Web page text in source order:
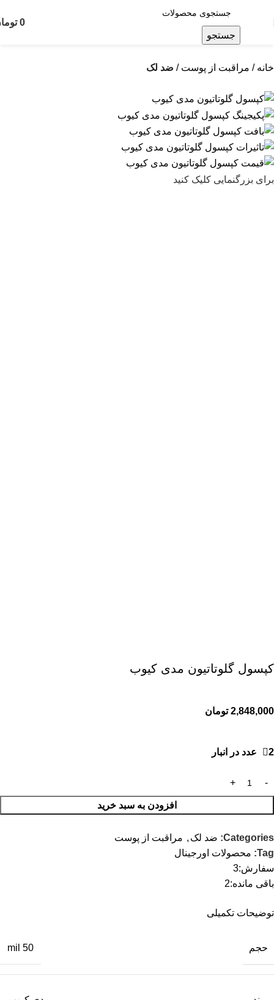
جستجو
0
خانه مراقبت از پوست ضد لک
برای بزرگنمایی کلیک کنید
کپسول گلوتاتیون مدی کیوب
2,848,000 تومان
2 عدد در انبار
افزودن به سبد خرید
Categories: ضد لک , مراقبت از پوست
Tag: محصولات اورجینال
سفارش:3
باقی مانده:2
توضیحات تکمیلی
حجم 50 mil